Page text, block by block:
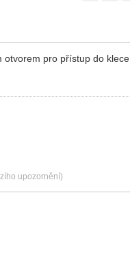
pro přístup do klece.
upozornění)